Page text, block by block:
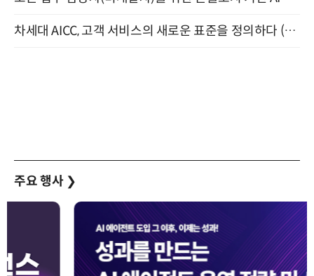
차세대 AICC, 고객 서비스의 새로운 표준을 정의하다 (9/9)
주요 행사 ❯